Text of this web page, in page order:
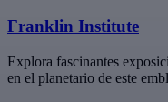
Franklin Institute
Explora fascinantes
en el planetario de este